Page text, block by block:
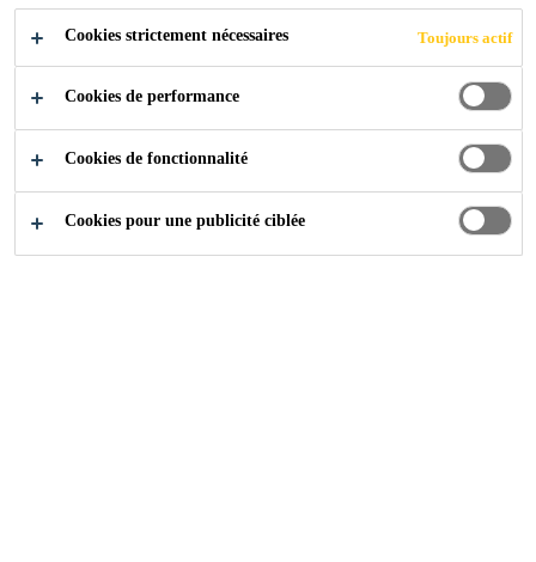
Produits Distribution ... Collage des plinthes
Cookies strictement nécessaires Toujours actif
Cookies de performance
Cookies de fonctionnalité
Cookies pour une publicité ciblée